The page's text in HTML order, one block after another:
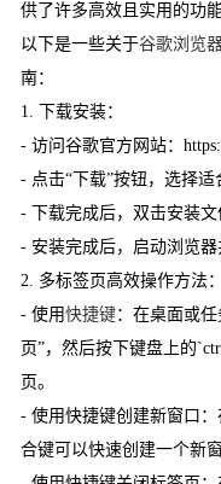
供了许多高效且实用的功
以下是一些关于谷歌浏览
南：
1. 下载安装：
- 访问谷歌官方网站：
- 点击“下载”按钮，选择适
- 下载完成后，双击安装文
- 安装完成后，启动浏览器
2. 多标签页高效操作方法：
- 使用快捷键：在桌面或
页”，然后按下键盘上的
页。
- 使用快捷键创建新窗口
合键可以快速创建一个新窗